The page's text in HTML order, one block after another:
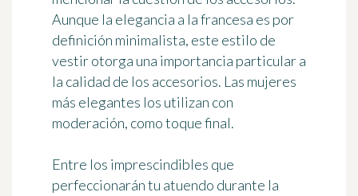
Aunque la elegancia a la francesa es por
definición minimalista, este estilo de
vestir otorga una importancia particular a
la calidad de los accesorios. Las mujeres
más elegantes los utilizan con
moderación, como toque final.
Entre los imprescindibles que
perfeccionarán tu atuendo durante la